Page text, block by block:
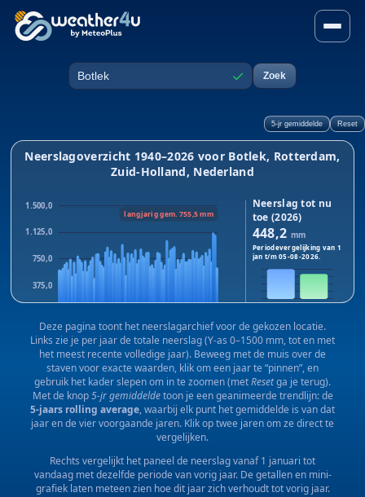
Neerslag in Botlek,
✓ Zoek
5-jr gemiddelde Reset
Neerslagoverzicht 1940–2026 voor Botlek, Rotterdam,
Zuid-Holland, Nederland
375,0
750,0
1.125,0
1.500,0
1940 1983 2025
langjarig gem. 755,5 mm
Neerslag tot nu
toe (2026)
448,2 mm
Periodevergelijking van 1
jan t/m05-08-2026.
2026 2025
Dit jaar: 448,2
mm · Vorig
jaar:375,3mm
Verschil:+72,9 mm
Deze pagina toont het neerslagarchief voor de gekozen locatie.
Links zie je per jaar de totale neerslag (Y-as 0–1500 mm, tot en met
het meest recente volledige jaar). Beweeg met de muis over de
staven voor exacte waarden, klik om een jaar te “pinnen”, en
gebruik het kader slepen om in te zoomen (metResetga je terug).
Met de knop5-jr gemiddeldetoon je een geanimeerde trendlijn: de
5-jaars rolling average, waarbij elk punt het gemiddelde is van dat
jaar en de vier voorgaande jaren. Klik op twee jaren om ze direct te
vergelijken.
Rechts vergelijkt het paneel de neerslag vanaf 1 januari tot
vandaag met dezelfde periode van vorig jaar. De getallen en mini-
grafiek laten meteen zien hoe dit jaar zich verhoudt tot vorig jaar.